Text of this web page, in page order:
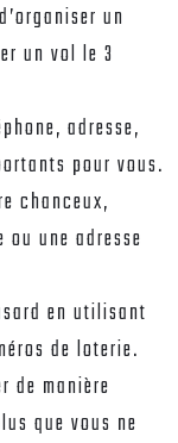
un
un vol le 3
adresse,
pour vous.
chanceux,
ou une adresse
en utilisant
de loterie.
de manière
que vous ne